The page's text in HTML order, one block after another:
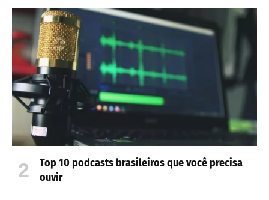
Top 10 podcasts brasileiros que você precisa
ouvir